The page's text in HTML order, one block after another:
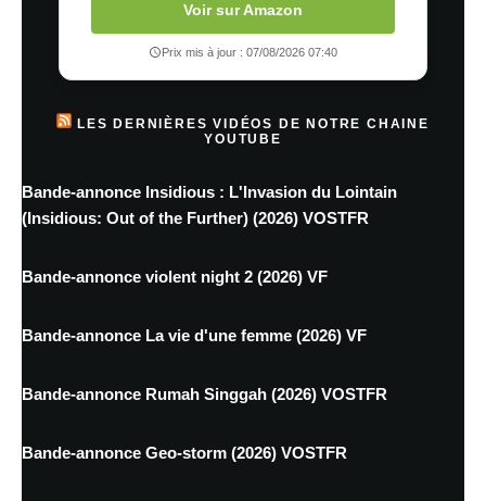
Voir sur Amazon
Prix mis à jour : 07/08/2026 07:40
LES DERNIÈRES VIDÉOS DE NOTRE CHAINE
YOUTUBE
Bande-annonce Insidious : L'Invasion du Lointain
(Insidious: Out of the Further) (2026) VOSTFR
Bande-annonce violent night 2 (2026) VF
Bande-annonce La vie d'une femme (2026) VF
Bande-annonce Rumah Singgah (2026) VOSTFR
Bande-annonce Geo-storm (2026) VOSTFR